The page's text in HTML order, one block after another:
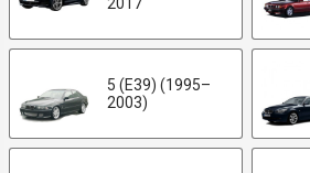
5 (E39) (1995–
2003)